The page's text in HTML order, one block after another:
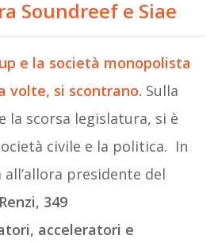
Soundreef e Siae
e la società monopolista
volte, si scontrano. Sulla
la scorsa legislatura, si è
civile e la politica. In
presidente del
349
acceleratori e